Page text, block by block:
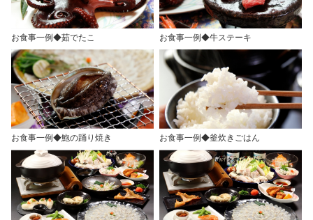
お食事一例◆茹でたこ お食事一例◆牛ステーキ
お食事一例◆鮑の踊り焼き お食事一例◆釜炊きごはん